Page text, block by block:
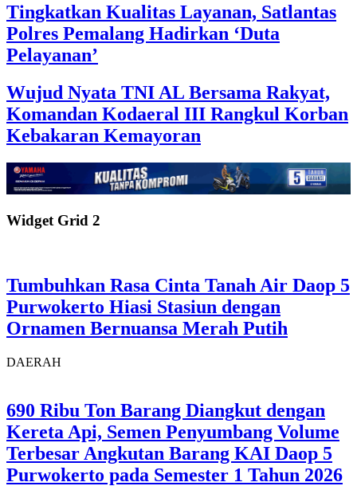
Tingkatkan Kualitas Layanan, Satlantas
Polres Pemalang Hadirkan ‘Duta
Pelayanan’
Wujud Nyata TNI AL Bersama Rakyat,
Komandan Kodaeral III Rangkul Korban
Kebakaran Kemayoran
Widget Grid 2
Tumbuhkan Rasa Cinta Tanah Air Daop 5
Purwokerto Hiasi Stasiun dengan
Ornamen Bernuansa Merah Putih
DAERAH
690 Ribu Ton Barang Diangkut dengan
Kereta Api, Semen Penyumbang Volume
Terbesar Angkutan Barang KAI Daop 5
Purwokerto pada Semester 1 Tahun 2026